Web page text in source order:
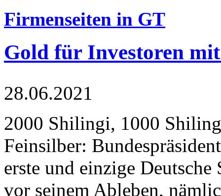
Firmenseiten in GT
Gold für Investoren
28.06.2021
2000 Shilingi, 1000
Feinsilber:
erste und einzige Deutsche
vor seinem Ableben,